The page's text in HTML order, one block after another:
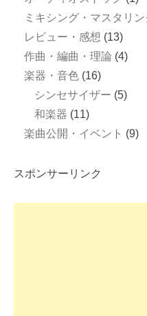
ミキシング・マスタリ
レビュー・感想 (13)
作曲・編曲・理論 (4)
楽器・音色 (16)
シンセサイザー (5)
和楽器 (11)
楽曲公開・イベント (9)
スポンサーリンク